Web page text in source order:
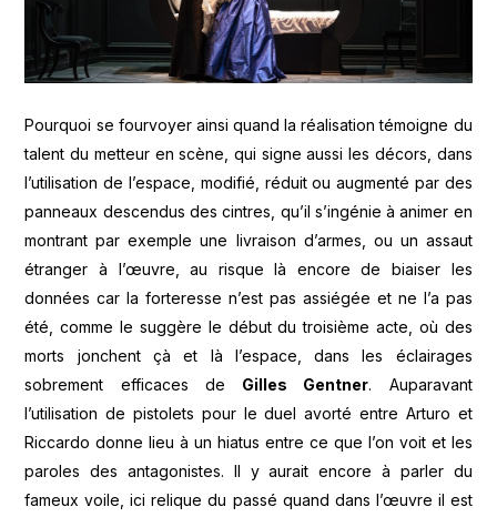
Pourquoi se fourvoyer ainsi quand la réalisation témoigne du
talent du metteur en scène, qui signe aussi les décors, dans
l’utilisation de l’espace, modifié, réduit ou augmenté par des
panneaux descendus des cintres, qu’il s’ingénie à animer en
montrant par exemple une livraison d’armes, ou un assaut
étranger à l’œuvre, au risque là encore de biaiser les
données car la forteresse n’est pas assiégée et ne l’a pas
été, comme le suggère le début du troisième acte, où des
morts jonchent çà et là l’espace, dans les éclairages
sobrement efficaces de Gilles Gentner. Auparavant
l’utilisation de pistolets pour le duel avorté entre Arturo et
Riccardo donne lieu à un hiatus entre ce que l’on voit et les
paroles des antagonistes. Il y aurait encore à parler du
fameux voile, ici relique du passé quand dans l’œuvre il est